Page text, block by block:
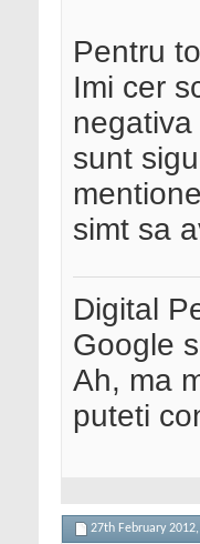
Pentru
Imi cer
sunt
simt sa
Digital
Google
Ah, ma
puteti
27th February 2012,